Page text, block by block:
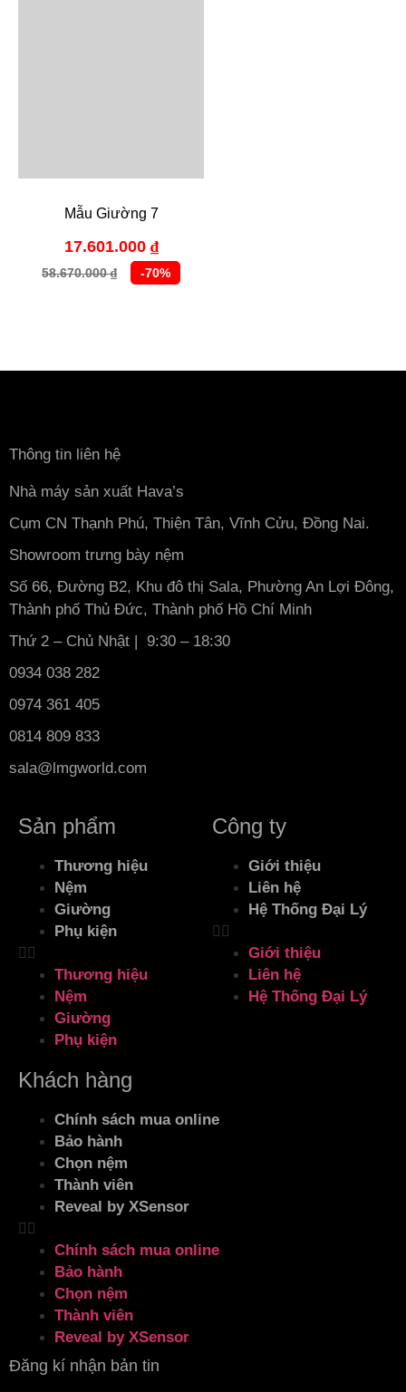
Mẫu Giường 7
-70%
58.670.000₫
17.601.000 ₫
Thông tin liên hệ
Nhà máy sản xuất Hava’s
Cụm CN Thạnh Phú, Thiện Tân, Vĩnh Cửu, Đồng Nai.
Showroom trưng bày nệm
Số 66, Đường B2, Khu đô thị Sala, Phường An Lợi Đông,
Thành phố Thủ Đức, Thành phố Hồ Chí Minh
Thứ 2 – Chủ Nhật | 9:30 – 18:30
0934 038 282
0974 361 405
0814 809 833
sala@lmgworld.com
Sản phẩm
Thương hiệu
Nệm
Giường
Phụ kiện
Thương hiệu
Nệm
Giường
Phụ kiện
Công ty
Giới thiệu
Liên hệ
Hệ Thống Đại Lý
Giới thiệu
Liên hệ
Hệ Thống Đại Lý
Khách hàng
Chính sách mua online
Bảo hành
Chọn nệm
Thành viên
Reveal by XSensor
Chính sách mua online
Bảo hành
Chọn nệm
Thành viên
Reveal by XSensor
Đăng kí nhận bản tin